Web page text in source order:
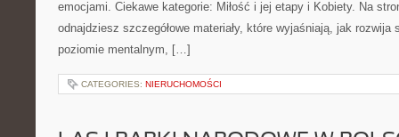
emocjami. Ciekawe kategorie: Miłość i jej etapy i Kobiety. Na
odnajdziesz szczegółowe materiały, które wyjaśniają, jak rozwija
poziomie mentalnym, […]
CATEGORIES: NIERUCHOMOŚCI